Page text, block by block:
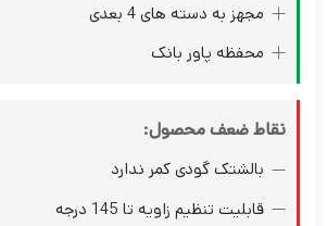
مجهز به دسته های 4 بعدی
محفظه پاور بانک
نقاط ضعف محصول:
بالشتک گودی کمر ندارد
قابلیت تنظیم زاویه تا 145 درجه